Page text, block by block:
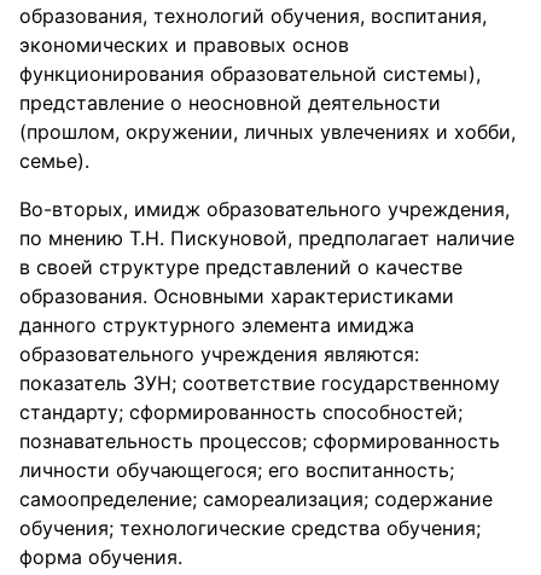
образования, технологий обучения, воспитания,
экономических и правовых основ
функционирования образовательной системы),
представление о неосновной деятельности
(прошлом, окружении, личных увлечениях и хобби,
семье).
Во-вторых, имидж образовательного учреждения,
по мнению Т.Н. Пискуновой, предполагает наличие
в своей структуре представлений о качестве
образования. Основными характеристиками
данного структурного элемента имиджа
образовательного учреждения являются:
показатель ЗУН; соответствие государственному
стандарту; сформированность способностей;
познавательность процессов; сформированность
личности обучающегося; его воспитанность;
самоопределение; самореализация; содержание
обучения; технологические средства обучения;
форма обучения.